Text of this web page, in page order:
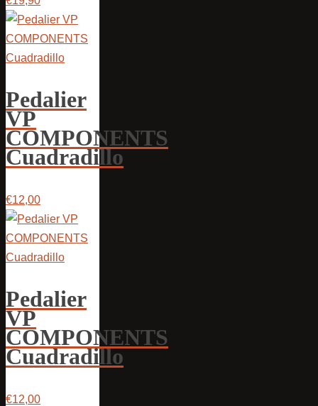
Pedalier
VP
COMPONENTS
Cuadradillo
€12,00
Pedalier
VP
COMPONENTS
Cuadradillo
€12,00